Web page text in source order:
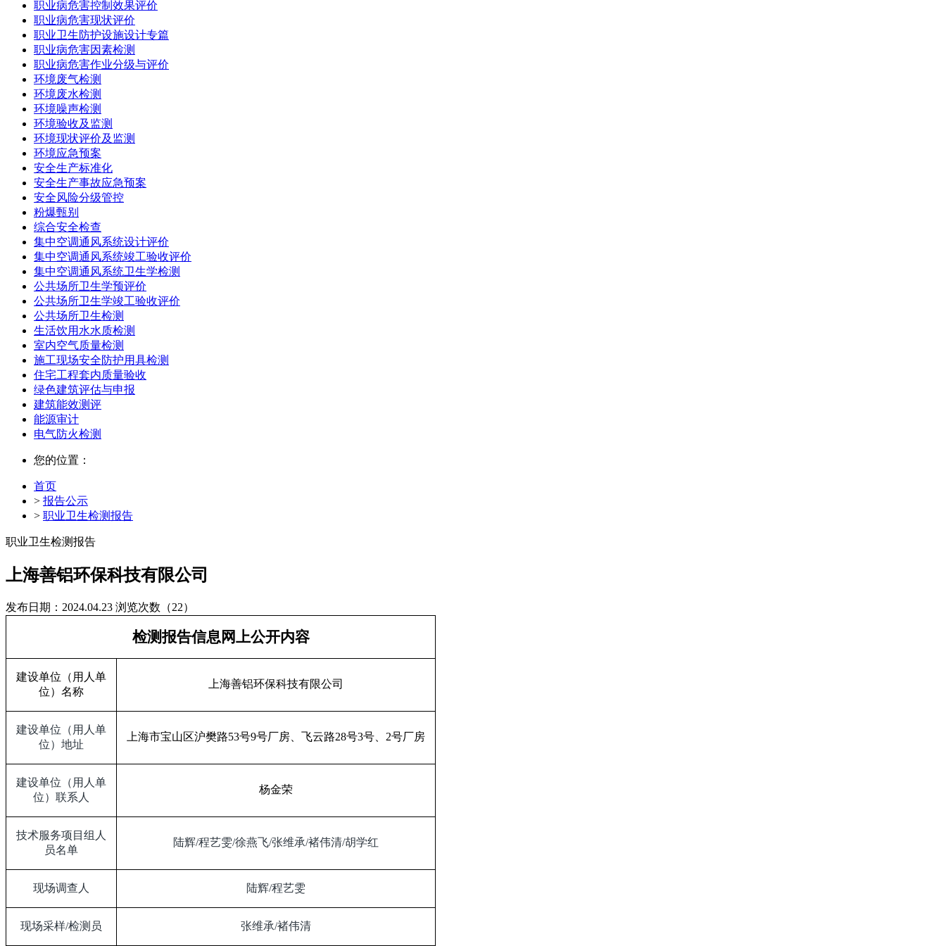
职业病危害控制效果评价
职业病危害现状评价
职业卫生防护设施设计专篇
职业病危害因素检测
职业病危害作业分级与评价
环境废气检测
环境废水检测
环境噪声检测
环境验收及监测
环境现状评价及监测
环境应急预案
安全生产标准化
安全生产事故应急预案
安全风险分级管控
粉爆甄别
综合安全检查
集中空调通风系统设计评价
集中空调通风系统竣工验收评价
集中空调通风系统卫生学检测
公共场所卫生学预评价
公共场所卫生学竣工验收评价
公共场所卫生检测
生活饮用水水质检测
室内空气质量检测
施工现场安全防护用具检测
住宅工程套内质量验收
绿色建筑评估与申报
建筑能效测评
能源审计
电气防火检测
您的位置：
首页
> 报告公示
> 职业卫生检测报告
职业卫生检测报告
上海善铝环保科技有限公司
发布日期：2024.04.23 浏览次数（22）
检测报告信息网上公开内容
建设单位（用人单
位）名称
上海善铝环保科技有限公司
建设单位（用人单
位）地址
上海市宝山区沪樊路53号9号厂房、飞云路28号3号、 2号厂房
建设单位（用人单
位）联系人
杨金荣
技术服务项目组人
员名单
陆辉/程艺雯/徐燕飞/张维承/褚伟清/胡学红
现场调查人 陆辉/程艺雯
现场采样/检测员 张维承/褚伟清